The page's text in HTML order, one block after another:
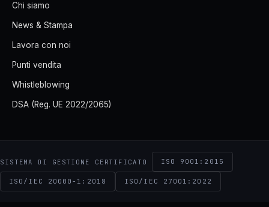
Chi siamo
News & Stampa
Lavora con noi
Punti vendita
Whistleblowing
DSA (Reg. UE 2022/2065)
SISTEMA DI GESTIONE CERTIFICATO ISO 9001:2015
ISO/IEC 20000-1:2018 ISO/IEC 27001:2022